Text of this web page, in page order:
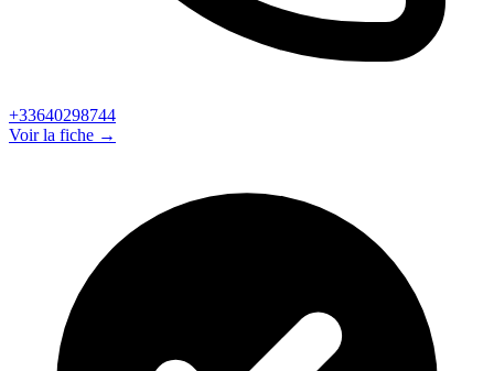
+33640298744
Voir la fiche →